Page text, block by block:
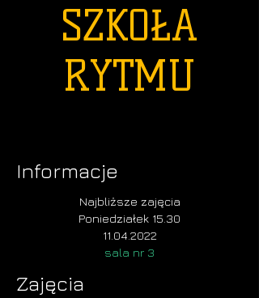
SZKOŁA
RYTMU
Informacje
Najbliższe zajęcia
Poniedziałek 15.30
11.04.2022
sala nr 3
Zajęcia